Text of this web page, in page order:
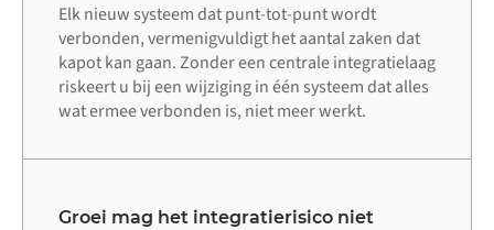
Elk nieuw systeem dat punt-tot-punt wordt
verbonden, vermenigvuldigt het aantal zaken dat
kapot kan gaan. Zonder een centrale integratielaag
riskeert u bij een wijziging in één systeem dat alles
wat ermee verbonden is, niet meer werkt.
Groei mag het integratierisico niet